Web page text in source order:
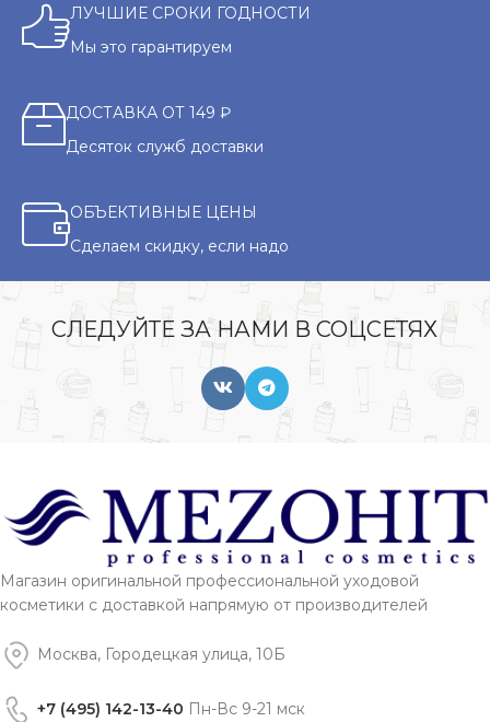
ЛУЧШИЕ СРОКИ ГОДНОСТИ
Мы это гарантируем
ДОСТАВКА ОТ 149 ₽
Десяток служб доставки
ОБЪЕКТИВНЫЕ ЦЕНЫ
Сделаем скидку, если надо
СЛЕДУЙТЕ ЗА НАМИ В СОЦСЕТЯХ
Магазин оригинальной профессиональной уходовой
косметики с доставкой напрямую от производителей
Москва, Городецкая улица, 10Б
+7 (495) 142-13-40 Пн-Вс 9-21 мск